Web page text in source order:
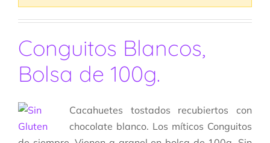
Conguitos Blancos,
Bolsa de 100g.
Cacahuetes tostados recubiertos con
chocolate blanco. Los míticos Conguitos